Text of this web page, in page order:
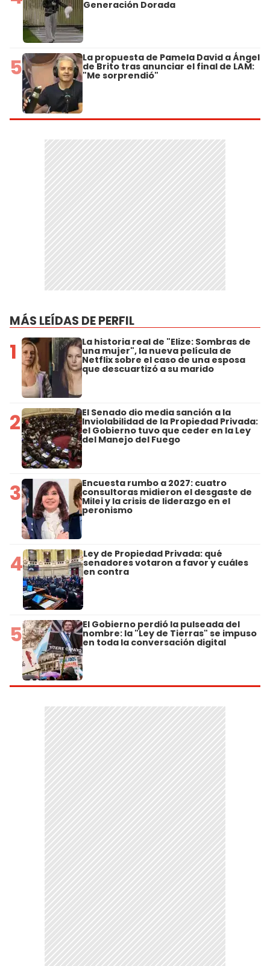
Generación Dorada
5 La propuesta de Pamela David a Ángel
de Brito tras anunciar el final de LAM:
"Me sorprendió"
MÁS LEÍDAS DE PERFIL
1 La historia real de "Elize: Sombras de
una mujer", la nueva película de
Netflix sobre el caso de una esposa
que descuartizó a su marido
2 El Senado dio media sanción a la
Inviolabilidad de la Propiedad Privada:
el Gobierno tuvo que ceder en la Ley
del Manejo del Fuego
3 Encuesta rumbo a 2027: cuatro
consultoras midieron el desgaste de
Milei y la crisis de liderazgo en el
peronismo
4 Ley de Propiedad Privada: qué
senadores votaron a favor y cuáles
en contra
5 El Gobierno perdió la pulseada del
nombre: la "Ley de Tierras" se impuso
en toda la conversación digital